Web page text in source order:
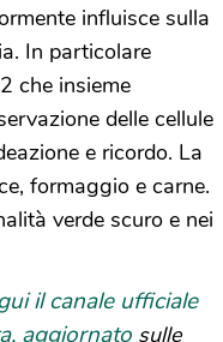
influisce sulla
In particolare
che insieme
delle cellule
e ricordo. La
formaggio e carne.
verde scuro e nei
il canale ufficiale
aggiornato sulle